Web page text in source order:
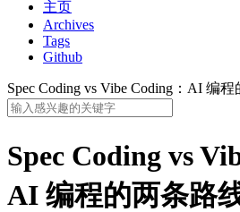
主页
Archives
Tags
Github
Spec Coding vs Vibe Coding：AI 编
Spec Coding vs
AI 编程的两条路